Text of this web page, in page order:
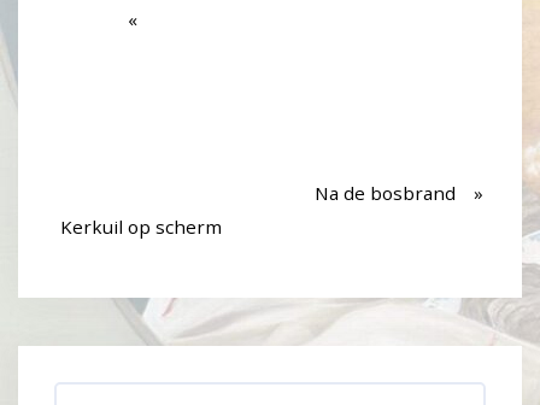
Kerkuil op scherm
Na de bosbrand